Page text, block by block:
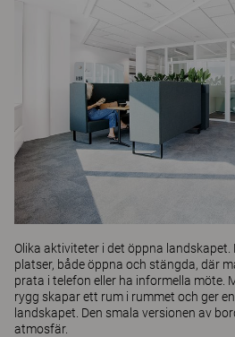
Olika aktiviteter i det öppna
platser, både öppna och stängda, där
prata i telefon eller ha informella möte.
rygg skapar ett rum i rummet och ger
landskapet. Den smala versionen av
atmosfär.